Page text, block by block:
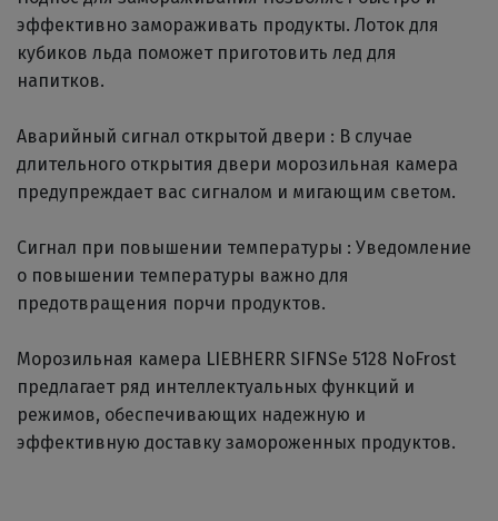
эффективно замораживать продукты. Лоток для
кубиков льда поможет приготовить лед для
напитков.
Аварийный сигнал открытой двери : В случае
длительного открытия двери морозильная камера
предупреждает вас сигналом и мигающим светом.
Сигнал при повышении температуры : Уведомление
о повышении температуры важно для
предотвращения порчи продуктов.
Морозильная камера LIEBHERR SIFNSe 5128 NoFrost
предлагает ряд интеллектуальных функций и
режимов, обеспечивающих надежную и
эффективную доставку замороженных продуктов.